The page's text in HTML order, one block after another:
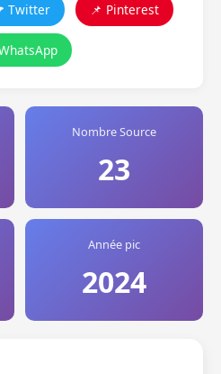
Twitter 📌 Pinterest
Nombre Source
23
Année pic
2024